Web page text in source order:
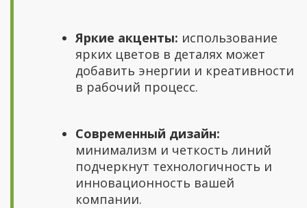
Яркие акценты: использование
ярких цветов в деталях может
добавить энергии и креативности
в рабочий процесс.
Современный дизайн:
минимализм и четкость линий
подчеркнут технологичность и
инновационность вашей
компании.